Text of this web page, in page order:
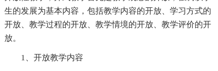
生的发展为基本内容，包括教学内容的开放、学习方式的
开放、教学过程的开放、教学情境的开放、教学评价的开
放。
1、开放教学内容